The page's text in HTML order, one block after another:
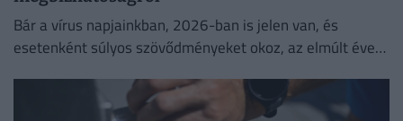
Bár a vírus napjainkban, 2026-ban is jelen van, és
esetenként súlyos szövődményeket okoz, az elmúlt évek
biztonságosságát.